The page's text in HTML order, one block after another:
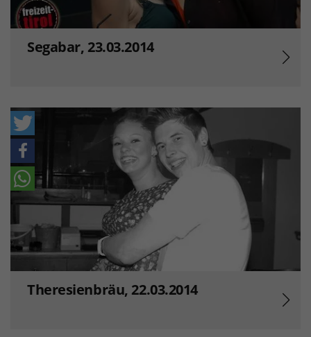
Segabar, 23.03.2014
Theresienbräu, 22.03.2014